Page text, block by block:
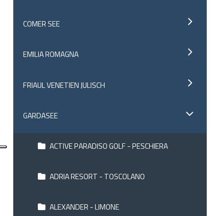
COMER SEE
EMILIA ROMAGNA
FRIAUL VENETIEN JULISCH
GARDASEE
ACTIVE PARADISO GOLF - PESCHIERA
ADRIA RESORT - TOSCOLANO
ALEXANDER - LIMONE